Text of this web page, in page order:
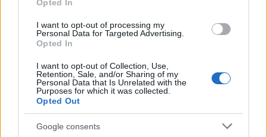
Opted In
I want to opt-out of processing my
Personal Data for Targeted Advertising.
Opted In
I want to opt-out of Collection, Use,
Retention, Sale, and/or Sharing of my
Personal Data that Is Unrelated with the
Purposes for which it was collected.
Opted Out
Google consents
14:30: 20km normaldistanse, menn
Lørdag 2. desember
14:30: Sprint 10km, menn
Søndag 3. desember
11:00: Blandet stafett 4x6km, kvinner og menn
14:00: Parstafett, kvinner og menn